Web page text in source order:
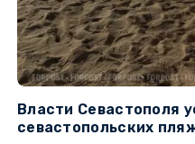
Власти Севастополя
севастопольских